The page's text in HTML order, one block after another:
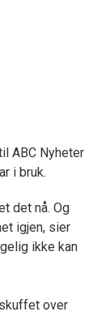
ABC Nyheter
i bruk.
det nå. Og
igjen, sier
ikke kan
over